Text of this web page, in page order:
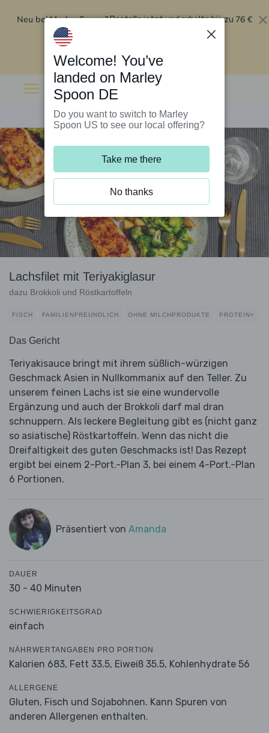
Neu bei Marley Spoon?Bestelle jetzt und erhalte bis zu 76 €
Rabatt auf deine ersten fünf Boxen
Lachsfilet mit Teriyakiglasur
dazu Brokkoli und Röstkartoffeln
FISCH FAMILIENFREUNDLICH OHNE MILCHPRODUKTE PROTEIN+
Das Gericht
Teriyakisauce bringt mit ihrem süßlich-würzigen
Geschmack Asien in Nullkommanix auf den Teller. Zu
unserem feinen Lachs ist sie eine wundervolle
Ergänzung und auch der Brokkoli darf mal dran
schnuppern. Als leckere Begleitung gibt es (nicht ganz
so asiatische) Röstkartoffeln. Wenn das nicht die
Dreifaltigkeit des guten Geschmacks ist! Das Rezept
ergibt bei einem 2-Port.-Plan 3, bei einem 4-Port.-Plan
6 Portionen.
Präsentiert von Amanda
DAUER
30 - 40 Minuten
SCHWIERIGKEITSGRAD
einfach
NÄHRWERTANGABEN PRO PORTION
Kalorien 683, Fett 33.5, Eiweiß 35.5, Kohlenhydrate 56
ALLERGENE
Gluten, Fisch und Sojabohnen. Kann Spuren von
anderen Allergenen enthalten.
Welcome! You’ve
landed on Marley
Spoon DE
Do you want to switch to Marley
Spoon US to see our local offering?
Take me there
No thanks